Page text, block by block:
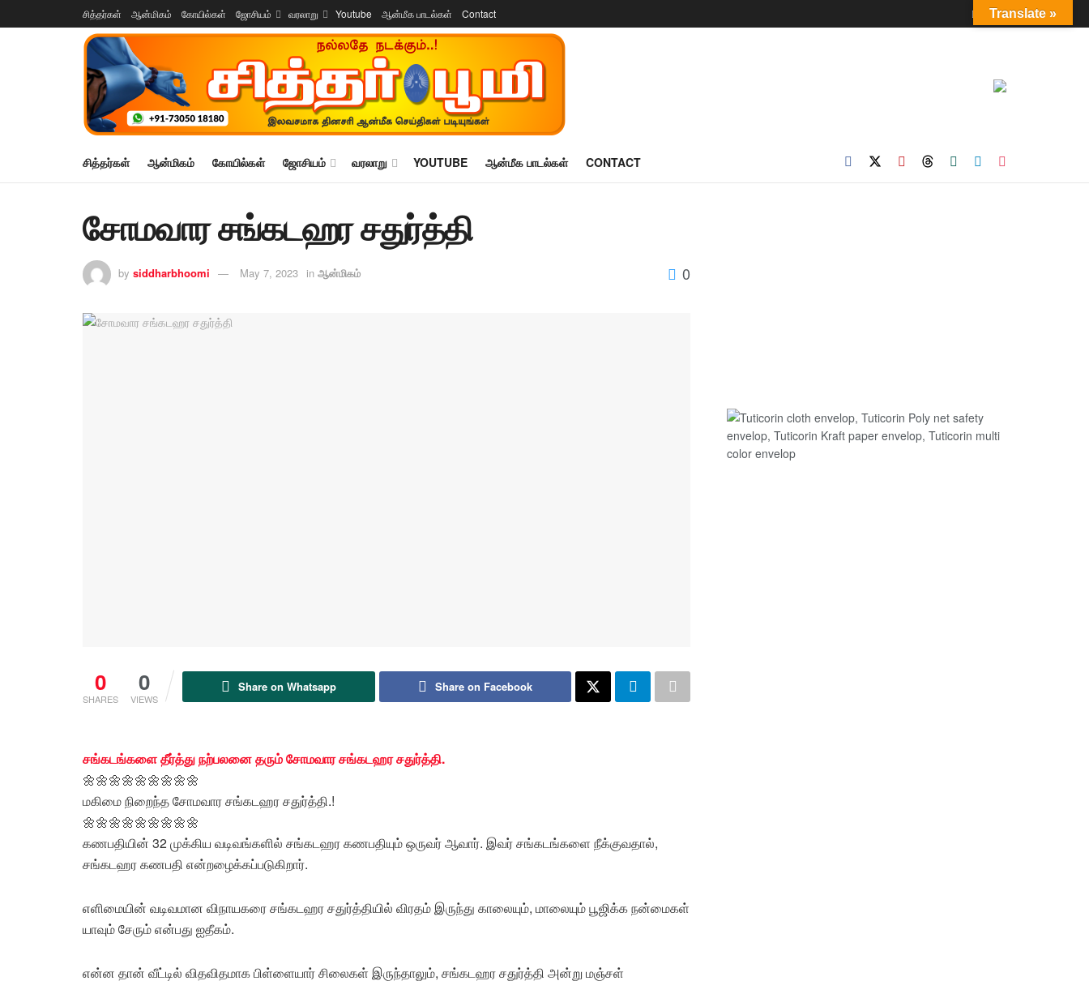
சித்தர்கள் ஆன்மிகம் கோயில்கள் ஜோசியம் வரலாறு Youtube ஆன்மீக பாடல்கள் Contact Login
சித்தர்கள் ஆன்மிகம் கோயில்கள் ஜோசியம் வரலாறு YOUTUBE ஆன்மீக பாடல்கள் CONTACT
சோமவார சங்கடஹர சதுர்த்தி
by siddharbhoomi May 7, 2023 in ஆன்மிகம் 0
0
SHARES
0
VIEWS
Share on Whatsapp Share on Facebook
சங்கடங்களை தீர்த்து நற்பலனை தரும் சோமவார சங்கடஹர சதுர்த்தி.
🌼🌼🌼🌼🌼🌼🌼🌼🌼
மகிமை நிறைந்த சோமவார சங்கடஹர சதுர்த்தி.!
🌼🌼🌼🌼🌼🌼🌼🌼🌼
கணபதியின் 32 முக்கிய வடிவங்களில் சங்கடஹர கணபதியும் ஒருவர் ஆவார். இவர் சங்கடங்களை நீக்குவதால்,
சங்கடஹர கணபதி என்றழைக்கப்படுகிறார்.
எளிமையின் வடிவமான விநாயகரை சங்கடஹர சதுர்த்தியில் விரதம் இருந்து காலையும், மாலையும் பூஜிக்க நன்மைகள்
யாவும் சேரும் என்பது ஐதீகம்.
என்ன தான் வீட்டில் விதவிதமாக பிள்ளையார் சிலைகள் இருந்தாலும், சங்கடஹர சதுர்த்தி அன்று மஞ்சள்
Translate »